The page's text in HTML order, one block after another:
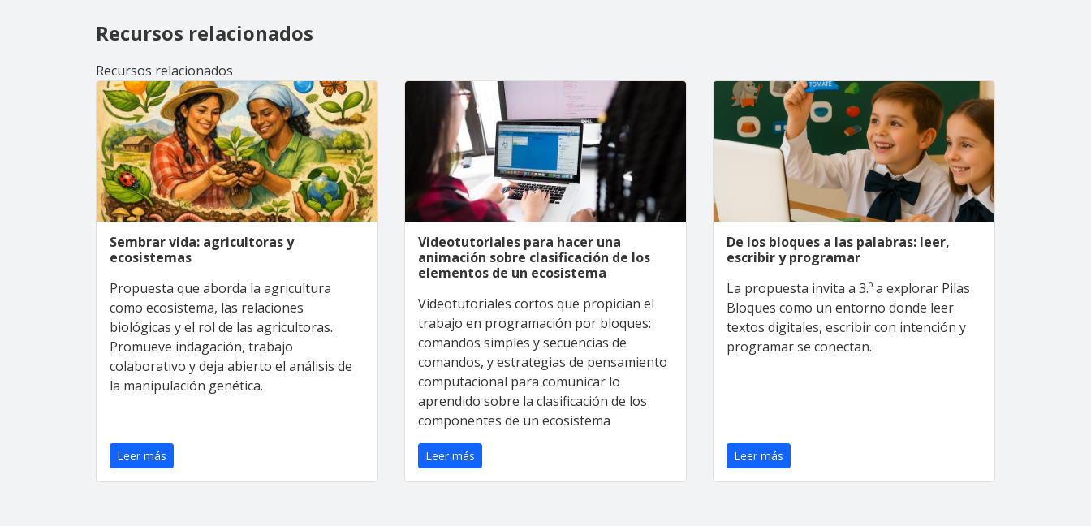
Recursos relacionados
Recursos relacionados
Sembrar vida: agricultoras y
ecosistemas
Propuesta que aborda la agricultura
como ecosistema, las relaciones
biológicas y el rol de las agricultoras.
Promueve indagación, trabajo
colaborativo y deja abierto el análisis de
la manipulación genética.
Leer más
Videotutoriales para hacer una
animación sobre clasificación de los
elementos de un ecosistema
Videotutoriales cortos que propician el
trabajo en programación por bloques:
comandos simples y secuencias de
comandos, y estrategias de pensamiento
computacional para comunicar lo
aprendido sobre la clasificación de los
componentes de un ecosistema
Leer más
De los bloques a las palabras: leer,
escribir y programar
La propuesta invita a 3.º a explorar Pilas
Bloques como un entorno donde leer
textos digitales, escribir con intención y
programar se conectan.
Leer más